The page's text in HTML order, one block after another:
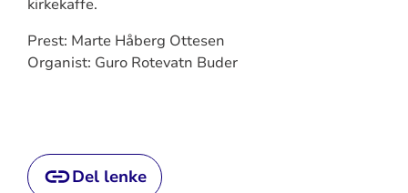
kirkekaffe.
Prest: Marte Håberg Ottesen
Organist: Guro Rotevatn Buder
Del lenke